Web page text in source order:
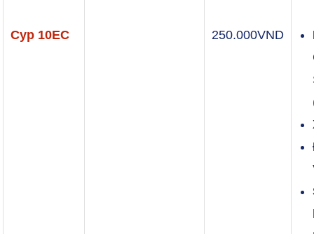
Cyp 10EC 250.000VND